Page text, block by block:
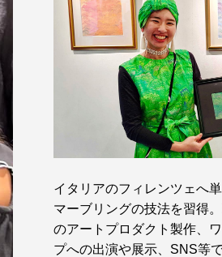
イタリアのフィレンツェへ単
マーブリングの技法を習得
のアートプロダクト製作、
プへの出演や展示、SNS等